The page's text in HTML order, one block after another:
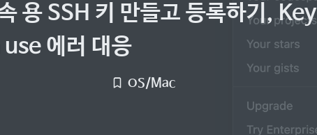
용 SSH 키 만들고 등록하기, Key
에러 대응
OS/Mac